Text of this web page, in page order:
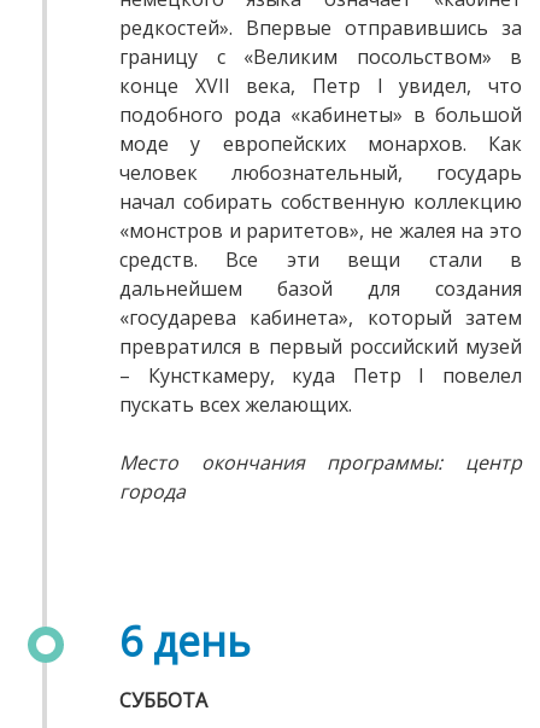
редкостей». Впервые отправившись за
границу с «Великим посольством» в
конце XVII века, Петр I увидел, что
подобного рода «кабинеты» в большой
моде у европейских монархов. Как
человек любознательный, государь
начал собирать собственную коллекцию
«монстров и раритетов», не жалея на это
средств. Все эти вещи стали в
дальнейшем базой для создания
«государева кабинета», который затем
превратился в первый российский музей
– Кунсткамеру, куда Петр I повелел
пускать всех желающих.
Место окончания программы: центр
города
6 день
СУББОТА